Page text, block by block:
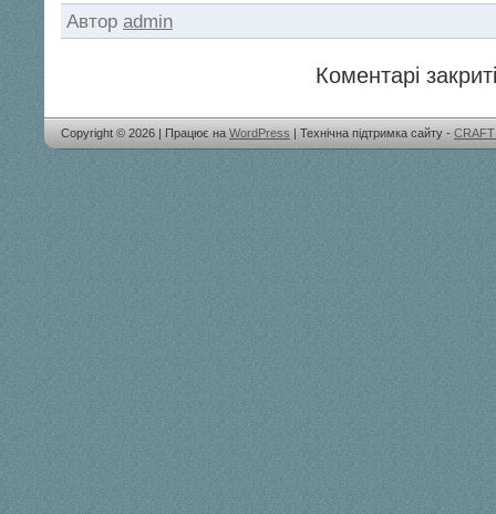
Автор admin
Коментарі
Copyright © 2026 | Працює на WordPress | Технічна підтримка сайту -